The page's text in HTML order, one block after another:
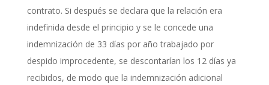
contrato. Si después se declara que la relación era
indefinida desde el principio y se le concede una
indemnización de 33 días por año trabajado por
despido improcedente, se descontarían los 12 días ya
recibidos, de modo que la indemnización adicional